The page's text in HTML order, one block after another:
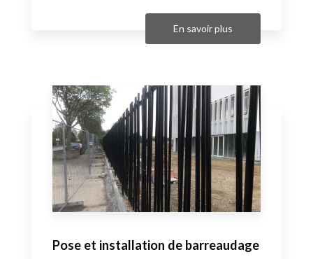
En savoir plus
Pose et installation de barreaudage